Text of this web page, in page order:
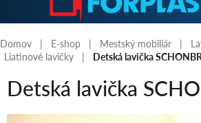
Domov E-shop Mestský mobiliár
Liatinové lavičky
Detská lavička
Detská lavička